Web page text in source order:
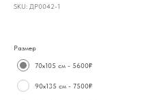
SKU: ДР0042-1
Размер
70х105 см - 5600₽
90х135 см - 7500₽